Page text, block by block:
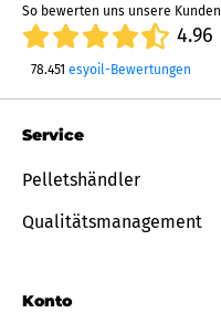
So bewerten uns unsere Kunden
4.96
78.451 esyoil-Bewertungen
Service
Pelletshändler
Qualitätsmanagement
Konto